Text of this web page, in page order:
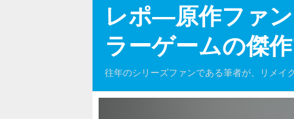
レポ―原作ファ
ラーゲームの傑
往年のシリーズファンである筆者が、リメ